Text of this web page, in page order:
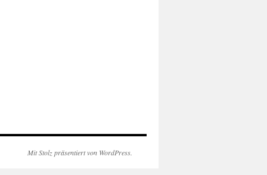
Mit Stolz präsentiert von WordPress.